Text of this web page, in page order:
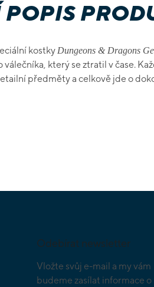
kostky Dungeons & Dragons
který se ztratil v čase.
předměty a celkově jde o
Odebírat newsletter
Vložte svůj e-mail a my vám
budeme zasílat informace o